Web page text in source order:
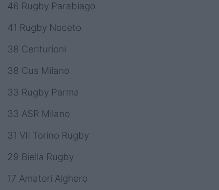
46 Rugby Parabiago
41 Rugby Noceto
38 Centurioni
38 Cus Milano
33 Rugby Parma
33 ASR Milano
31 VII Torino Rugby
29 Biella Rugby
17 Amatori Alghero